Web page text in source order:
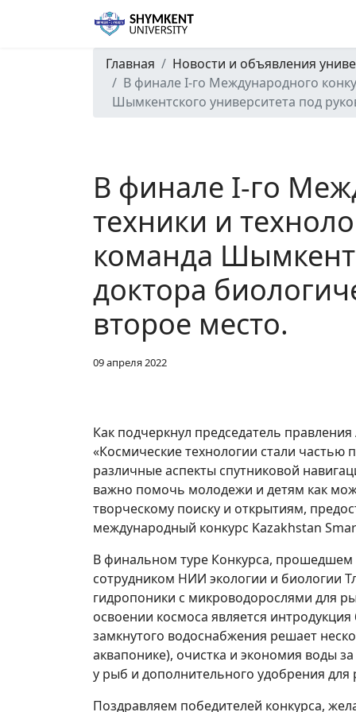
Главная
Новости и объявления
В финале І-го Международного
Шымкентского университета под
В финале І-го
техники и
команда
доктора
второе место.
09 апреля 2022
Как подчеркнул председатель
«Космические технологии стали частью
различные аспекты спутниковой
важно помочь молодежи и детям как
творческому поиску и открытиям,
международный конкурс Kazakhstan
В финальном туре Конкурса, прошедшем
сотрудником НИИ экологии и биологии
гидропоники с микроводорослями для
освоении космоса является
замкнутого водоснабжения решает
аквапонике), очистка и экономия воды
у рыб и дополнительного удобрения для
Поздравляем победителей конкурса,